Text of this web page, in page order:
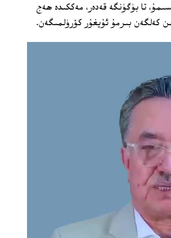
تا بۈگۈنگە قەدەر، مەككىدە ھەج
كەلگەن بىرمۇ ئۇيغۇر كۆرۈلمىگەن.